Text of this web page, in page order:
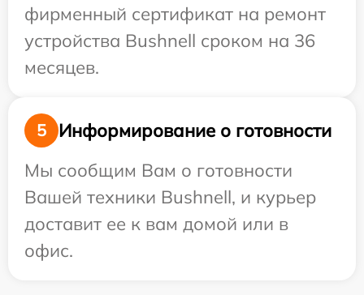
фирменный сертификат на ремонт
устройства Bushnell сроком на 36
месяцев.
5
Информирование о готовности
Мы сообщим Вам о готовности
Вашей техники Bushnell, и курьер
доставит ее к вам домой или в
офис.